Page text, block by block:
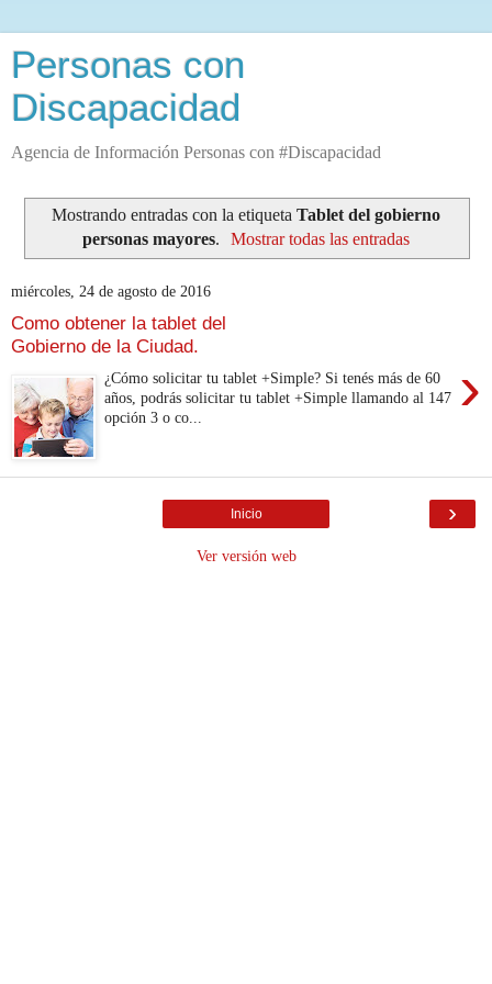
Personas con
Discapacidad
Agencia de Información Personas con #Discapacidad
Mostrando entradas con la etiqueta Tablet del gobierno
personas mayores. Mostrar todas las entradas
miércoles, 24 de agosto de 2016
Como obtener la tablet del
Gobierno de la Ciudad.
›
¿Cómo solicitar tu tablet +Simple? Si tenés más de 60
años, podrás solicitar tu tablet +Simple llamando al 147
opción 3 o co...
›
Inicio
Ver versión web